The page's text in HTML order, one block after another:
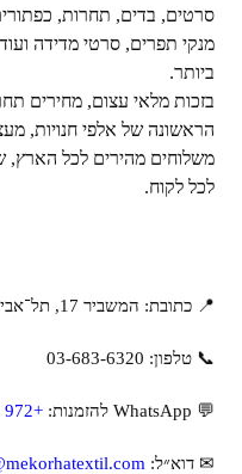
סרטים, בדים, תחרות,
מנקי תפרים, סרטי מדידה
ביותר.
בזכות מלאי עצום, מחירים
הראשונה של אלפי חנויות,
משלוחים מהירים לכל הארץ,
לכל לקוח.
📍 כתובת: המשביר 17, תל־אביב יפו
📞 טלפון: ‎03-683-6320
💬 WhatsApp להזמנות: +972 55-247-3338
✉ דוא״ל: